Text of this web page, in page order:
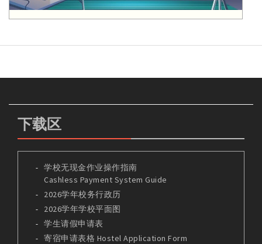
下载区
学校无现金作业操作指南
Cashless Payment System Guide
2026学年校务行政历
2026学年学校平面图
学生请假申请表
寄宿申请表格 Hostel Application Form